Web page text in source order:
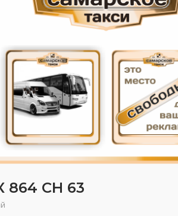
864 СН 63